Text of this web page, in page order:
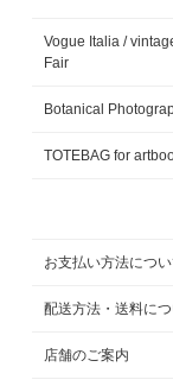
Vogue Italia /
Fair
Botanical
TOTEBAG for
お支払い方法につ
配送方法・送料に
店舗のご案内